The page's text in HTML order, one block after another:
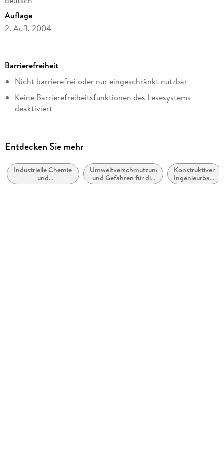
Auflage
2. Aufl. 2004
Dateigröße
61,63 MB
Reihe
Life Science and Basic Disciplines (German Language)
Thomas Melin, Robert Rautenbach
Springer Berlin Heidelberg
Kopierschutz
Barrierefreiheit
Nicht barrierefrei oder nur eingeschränkt nutzbar
Keine Barrierefreiheitsfunktionen des Lesesystems
deaktiviert
Entdecken Sie mehr
Industrielle Chemie
und
Chemietechnologie
Umweltverschmutzung
und Gefahren für die
Umwelt
Konstruktiver
Ingenieurbau,
Baustatik